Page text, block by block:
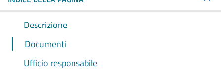
Descrizione
Documenti
Ufficio responsabile